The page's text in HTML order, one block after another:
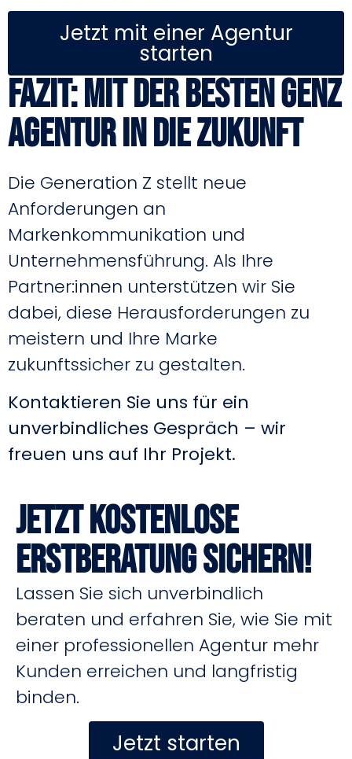
Jetzt mit einer Agentur
starten
Fazit: Mit der besten GenZ
Agentur in die Zukunft
Die Generation Z stellt neue
Anforderungen an
Markenkommunikation und
Unternehmensführung. Als Ihre
Partner:innen unterstützen wir Sie
dabei, diese Herausforderungen zu
meistern und Ihre Marke
zukunftssicher zu gestalten.
Kontaktieren Sie uns für ein
unverbindliches Gespräch – wir
freuen uns auf Ihr Projekt.
Jetzt kostenlose
Erstberatung sichern!
Lassen Sie sich unverbindlich
beraten und erfahren Sie, wie Sie mit
einer professionellen Agentur mehr
Kunden erreichen und langfristig
binden.
Jetzt starten